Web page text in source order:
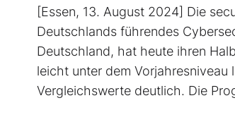
[Essen, 13. August 2024] Die
Deutschlands führendes
Deutschland, hat heute ihren
leicht unter dem
Vergleichswerte deutlich. Die